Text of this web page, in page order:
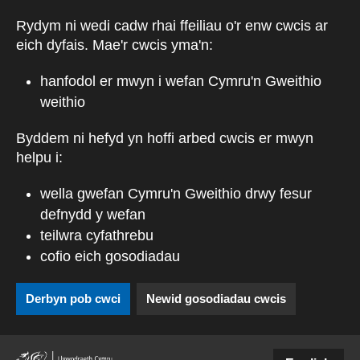
Rydym ni wedi cadw rhai ffeiliau o'r enw cwcis ar
eich dyfais. Mae'r cwcis yma'n:
hanfodol er mwyn i wefan Cymru'n Gweithio
weithio
Byddem ni hefyd yn hoffi arbed cwcis er mwyn
helpu i:
wella gwefan Cymru'n Gweithio drwy fesur
defnydd y wefan
teilwra cyfathrebu
cofio eich gosodiadau
Derbyn pob cwci Newid gosodiadau cwcis